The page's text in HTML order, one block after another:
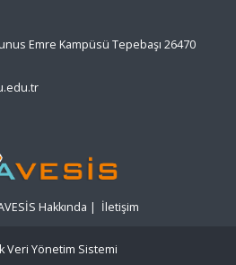
Emre Kampüsü Tepebaşı 26470
Hakkında | İletişim
Veri Yönetim Sistemi